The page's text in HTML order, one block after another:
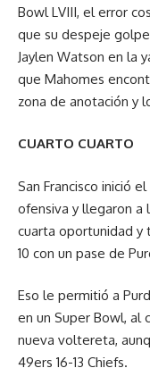
Bowl LVIII, el error
que su despeje
Jaylen Watson en la
que Mahomes
zona de anotación y
CUARTO CUARTO
San Francisco inició
ofensiva y llegaron a
cuarta oportunidad y
10 con un pase de
Eso le permitió a
en un Super Bowl, al
nueva voltereta,
49ers 16-13 Chiefs.